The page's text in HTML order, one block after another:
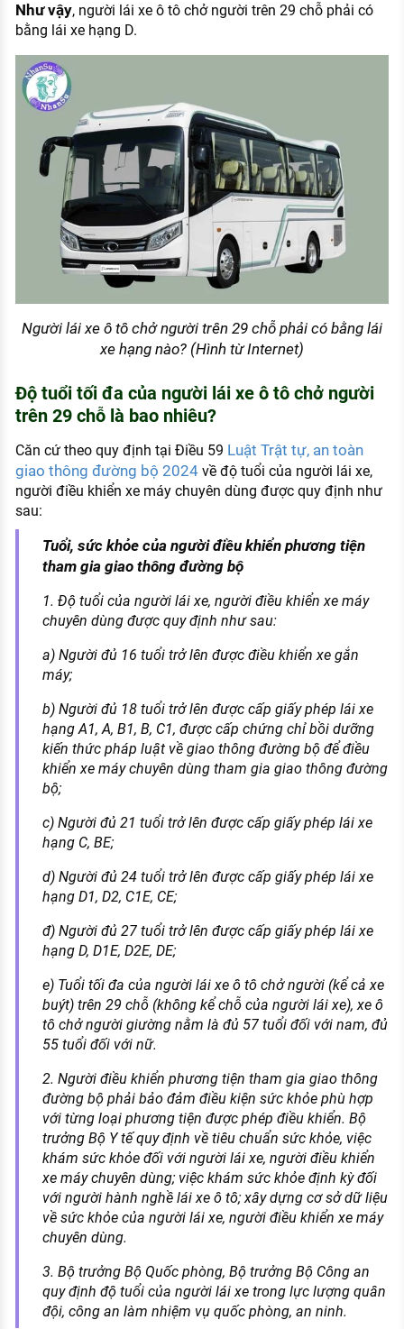
Như vậy, người lái xe ô tô chở người trên 29 chỗ phải có
bằng lái xe hạng D.
Người lái xe ô tô chở người trên 29 chỗ phải có bằng lái
xe hạng nào? (Hình từ Internet)
Độ tuổi tối đa của người lái xe ô tô chở người
trên 29 chỗ là bao nhiêu?
Căn cứ theo quy định tại Điều 59 Luật Trật tự, an toàn
giao thông đường bộ 2024về độ tuổi của người lái xe,
người điều khiển xe máy chuyên dùng được quy định như
sau:
Tuổi, sức khỏe của người điều khiển phương tiện
tham gia giao thông đường bộ
1. Độ tuổi của người lái xe, người điều khiển xe máy
chuyên dùng được quy định như sau:
a) Người đủ 16 tuổi trở lên được điều khiển xe gắn
máy;
b) Người đủ 18 tuổi trở lên được cấp giấy phép lái xe
hạng A1, A, B1, B, C1, được cấp chứng chỉ bồi dưỡng
kiến thức pháp luật về giao thông đường bộ để điều
khiển xe máy chuyên dùng tham gia giao thông đường
bộ;
c) Người đủ 21 tuổi trở lên được cấp giấy phép lái xe
hạng C, BE;
d) Người đủ 24 tuổi trở lên được cấp giấy phép lái xe
hạng D1, D2, C1E, CE;
đ) Người đủ 27 tuổi trở lên được cấp giấy phép lái xe
hạng D, D1E, D2E, DE;
e) Tuổi tối đa của người lái xe ô tô chở người (kể cả xe
buýt) trên 29 chỗ (không kể chỗ của người lái xe), xe ô
tô chở người giường nằm là đủ 57 tuổi đối với nam, đủ
55 tuổi đối với nữ.
2. Người điều khiển phương tiện tham gia giao thông
đường bộ phải bảo đảm điều kiện sức khỏe phù hợp
với từng loại phương tiện được phép điều khiển. Bộ
trưởng Bộ Y tế quy định về tiêu chuẩn sức khỏe, việc
khám sức khỏe đối với người lái xe, người điều khiển
xe máy chuyên dùng; việc khám sức khỏe định kỳ đối
với người hành nghề lái xe ô tô; xây dựng cơ sở dữ liệu
về sức khỏe của người lái xe, người điều khiển xe máy
chuyên dùng.
3. Bộ trưởng Bộ Quốc phòng, Bộ trưởng Bộ Công an
quy định độ tuổi của người lái xe trong lực lượng quân
đội, công an làm nhiệm vụ quốc phòng, an ninh.